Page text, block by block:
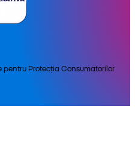
Protecția Consumatorilor